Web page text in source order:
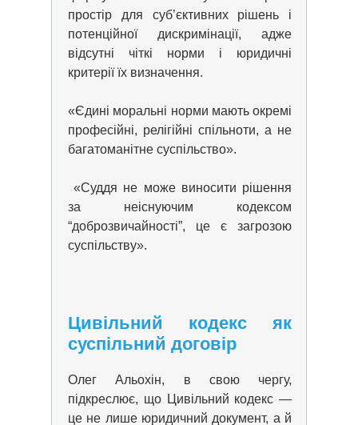
простір для суб’єктивних рішень і
потенційної дискримінації, адже
відсутні чіткі норми і юридичні
критерії їх визначення.
«Єдині моральні норми мають окремі
професійні, релігійні спільноти, а не
багатоманітне суспільство».
«Суддя не може виносити рішення
за неіснуючим кодексом
“доброзвичайності”, це є загрозою
суспільству».
Цивільний кодекс як
суспільний договір
Олег Альохін, в свою чергу,
підкреслює, що Цивільний кодекс —
це не лише юридичний документ, а й